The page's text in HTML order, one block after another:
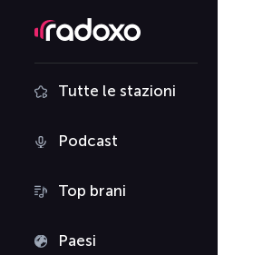
Tutte le stazioni
Podcast
Top brani
Paesi